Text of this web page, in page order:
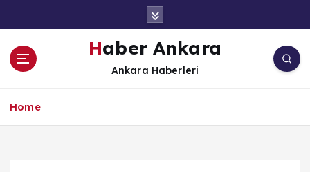
Haber Ankara
Ankara Haberleri
Home